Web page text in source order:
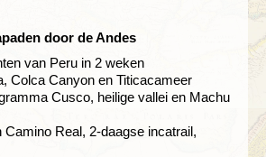
door de Andes
van Peru in 2 weken
Colca Canyon en Titicacameer
Cusco, heilige vallei en Machu
Camino Real, 2-daagse incatrail,